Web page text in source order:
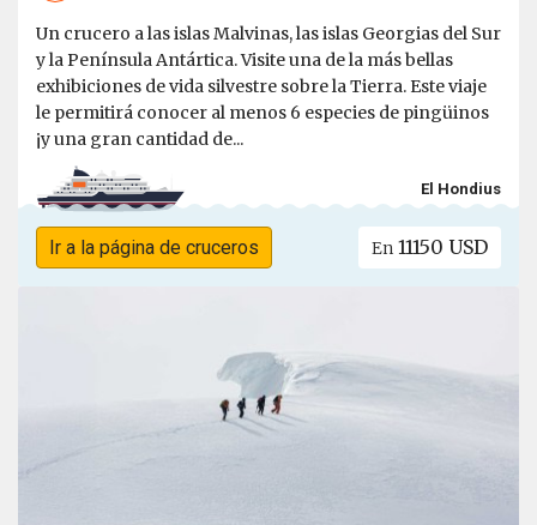
Un crucero a las islas Malvinas, las islas Georgias del Sur
y la Península Antártica. Visite una de la más bellas
exhibiciones de vida silvestre sobre la Tierra. Este viaje
le permitirá conocer al menos 6 especies de pingüinos
¡y una gran cantidad de...
El Hondius
Ir a la página de cruceros En 11150 USD